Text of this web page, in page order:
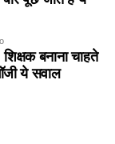
बनाना चाहते
ये सवाल